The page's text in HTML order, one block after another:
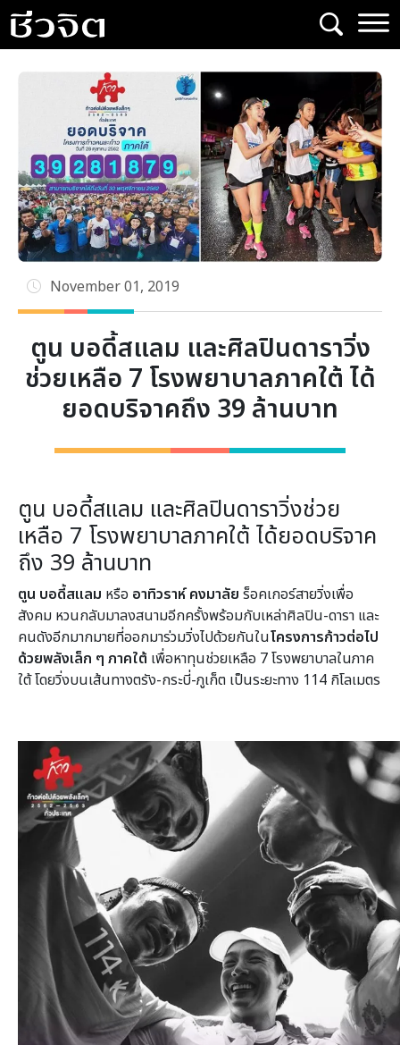
Skip
to
content
November 01, 2019
ตูน บอดี้สแลม และศิลปินดาราวิ่ง
ช่วยเหลือ 7 โรงพยาบาลภาคใต้ ได้
ยอดบริจาคถึง 39 ล้านบาท
ตูน บอดี้สแลม และศิลปินดาราวิ่งช่วย
เหลือ 7 โรงพยาบาลภาคใต้ ได้ยอดบริจาค
ถึง 39 ล้านบาท
ตูน บอดี้สแลม หรือ อาทิวราห์ คงมาลัย ร็อคเกอร์สายวิ่งเพื่อ
สังคม หวนกลับมาลงสนามอีกครั้งพร้อมกับเหล่าศิลปิน-ดารา และ
คนดังอีกมากมายที่ออกมาร่วมวิ่งไปด้วยกันในโครงการก้าวต่อไป
ด้วยพลังเล็ก ๆ ภาคใต้ เพื่อหาทุนช่วยเหลือ 7 โรงพยาบาลในภาค
ใต้ โดยวิ่งบนเส้นทางตรัง-กระบี่-ภูเก็ต เป็นระยะทาง 114 กิโลเมตร